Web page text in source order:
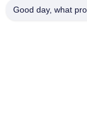
Good day, what